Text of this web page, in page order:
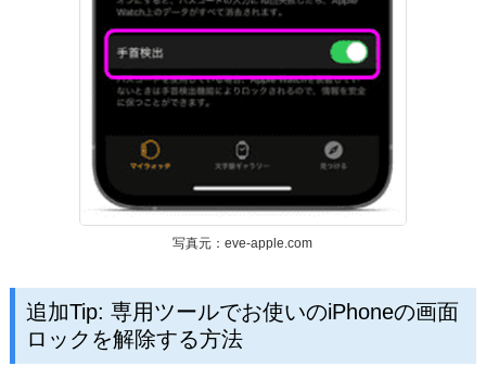
写真元：eve-apple.com
追加Tip: 専用ツールでお使いのiPhoneの画面
ロックを解除する方法